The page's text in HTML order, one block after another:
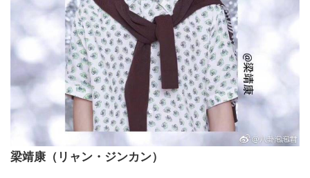
梁靖康（リャン・ジンカン）